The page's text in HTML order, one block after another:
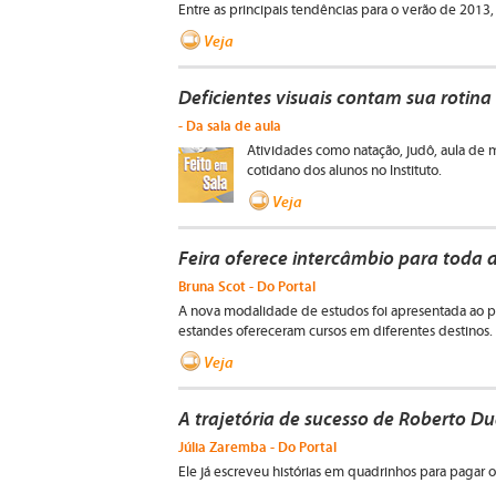
Entre as principais tendências para o verão de
Veja
Deficientes visuais contam sua
- Da sala de aula
Atividades como natação, judô, aula de
cotidano dos alunos no Instituto.
Veja
Feira oferece intercâmbio para toda
Bruna Scot - Do Portal
A nova modalidade de estudos foi apresentada ao
estandes ofereceram cursos em diferentes destinos.
Veja
A trajetória de sucesso de Roberto
Júlia Zaremba - Do Portal
Ele já escreveu histórias em quadrinhos para